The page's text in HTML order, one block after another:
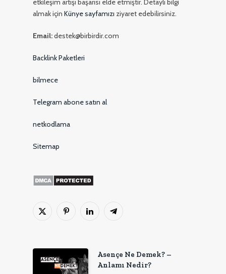
almak içinKünye sayfamızı ziyaret edebilirsiniz.
Email:destek@birbirdir.com
Backlink Paketleri
bilmece
Telegram abone satın al
netkodlama
Sitemap
X
Pinterest'inLinkedInTelgraf
Asençe Ne Demek? –
Anlamı Nedir?